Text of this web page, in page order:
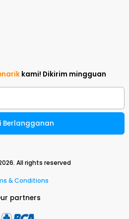
kami! Dikirim mingguan
Berlangganan
. All rights reserved
& Conditions
partners